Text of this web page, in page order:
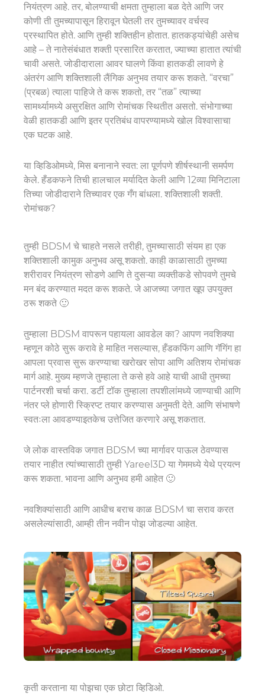
नियंत्रण आहे. तर, बोलण्याची क्षमता तुम्हाला बळ देते आणि जर
कोणी ती तुमच्यापासून हिरावून घेतली तर तुमच्यावर वर्चस्व
प्रस्थापित होते. आणि तुम्ही शक्तिहीन होतात. हातकड्यांचेही असेच
आहे – ते नातेसंबंधात शक्ती प्रसारित करतात, ज्याच्या हातात त्यांची
चावी असते. जोडीदाराला आवर घालणे किंवा हातकडी लावणे हे
अंतरंग आणि शक्तिशाली लैंगिक अनुभव तयार करू शकते. “वरचा”
(प्रबळ) त्याला पाहिजे ते करू शकतो, तर “तळ” त्याच्या
सामर्थ्यामध्ये असुरक्षित आणि रोमांचक स्थितीत असतो. संभोगाच्या
वेळी हातकडी आणि इतर प्रतिबंध वापरण्यामध्ये खोल विश्वासाचा
एक घटक आहे.
या व्हिडिओमध्ये, मिस बनानाने स्वत: ला पूर्णपणे शीर्षस्थानी समर्पण
केले. हँडकफने तिची हालचाल मर्यादित केली आणि 12व्या मिनिटाला
तिच्या जोडीदाराने तिच्यावर एक गँग बांधला. शक्तिशाली शक्ती.
रोमांचक?
तुम्ही BDSM चे चाहते नसले तरीही, तुमच्यासाठी संयम हा एक
शक्तिशाली कामुक अनुभव असू शकतो. काही काळासाठी तुमच्या
शरीरावर नियंत्रण सोडणे आणि ते दुसऱ्या व्यक्तीकडे सोपवणे तुमचे
मन बंद करण्यात मदत करू शकते. जे आजच्या जगात खूप उपयुक्त
ठरू शकते 🙂
तुम्हाला BDSM वापरून पहायला आवडेल का? आपण नवशिक्या
म्हणून कोठे सुरू करावे हे माहित नसल्यास, हँडकफिंग आणि गॅगिंग हा
आपला प्रवास सुरू करण्याचा खरोखर सोपा आणि अतिशय रोमांचक
मार्ग आहे. मुख्य म्हणजे तुम्हाला ते कसे हवे आहे याची आधी तुमच्या
पार्टनरशी चर्चा करा. डर्टी टॉक तुम्हाला तपशीलांमध्ये जाण्याची आणि
नंतर प्ले होणारी स्क्रिप्ट तयार करण्यास अनुमती देते. आणि संभाषणे
स्वतःला आवडण्याइतकेच उत्तेजित करणारे असू शकतात.
जे लोक वास्तविक जगात BDSM च्या मार्गावर पाऊल ठेवण्यास
तयार नाहीत त्यांच्यासाठी तुम्ही Yareel3D या गेममध्ये येथे प्रयत्न
करू शकता. भावना आणि अनुभव हमी आहेत 🙂
नवशिक्यांसाठी आणि आधीच बराच काळ BDSM चा सराव करत
असलेल्यांसाठी, आम्ही तीन नवीन पोझ जोडल्या आहेत.
कृती करताना या पोझचा एक छोटा व्हिडिओ.